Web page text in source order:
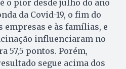
o pior desde julho do ano
da Covid-19, o fim do
e às famílias, e
influenciaram no
57,5 pontos. Porém,
segue acima dos